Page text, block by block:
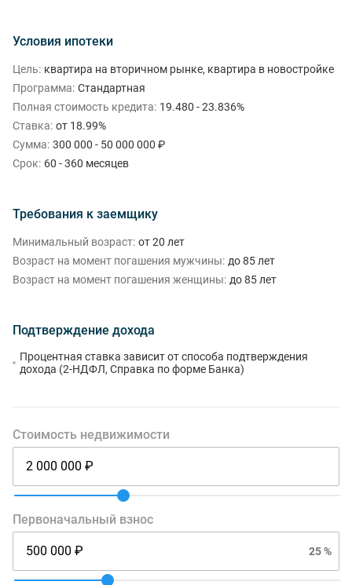
Условия ипотеки
Цель: квартира на вторичном рынке, квартира в новостройке
Программа: Стандартная
Полная стоимость кредита: 19.480 - 23.836%
Ставка: от 18.99%
Сумма: 300 000 - 50 000 000 ₽
Срок: 60 - 360 месяцев
Требования к заемщику
Минимальный возраст: от 20 лет
Возраст на момент погашения мужчины: до 85 лет
Возраст на момент погашения женщины: до 85 лет
Подтверждение дохода
Процентная ставка зависит от способа подтверждения
дохода (2-НДФЛ, Справка по форме Банка)
Стоимость недвижимости
Первоначальный взнос
25 %